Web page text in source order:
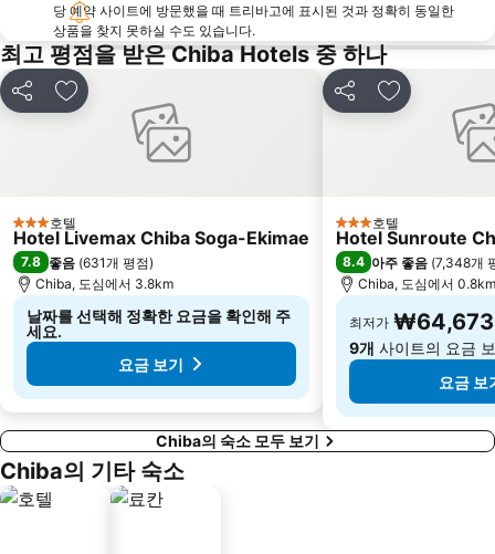
Hatchōbori Metro Station
Odaiba
Kanda Station
Shiodome Station
Akasaka Mitsuke Station
Gotanda Station
Nakameguro Station
Yokohama Station
Haneda Airport Terminal 1 Station
Setagaya
Narita International Airport
Pacifico Yokohama
Maihama Station
Sumida
Akihabara Metro Station
당 예약 사이트에 방문했을 때 트리바고에 표시된 것과 정확히 동일한
상품을 찾지 못하실 수도 있습니다.
최고 평점을 받은 Chiba Hotels 중 하나
공유 즐겨찾기에 추가
3 성급호텔
Hotel Livemax Chiba Soga-Ekimae
7.8 좋음 (631개 평점)
Chiba, 도심에서 3.8km
날짜를 선택해 정확한 요금을 확인해 주
세요.
요금 보기
공유 즐겨찾기에
3 성급호텔
Hotel Sunroute
8.4 아주 좋음 (7,348개
Chiba, 도심에서 0.8km
최저가 ₩64,673
9개 사이트의 요금
요금 보
Chiba의 숙소 모두 보기
Chiba의 기타 숙소